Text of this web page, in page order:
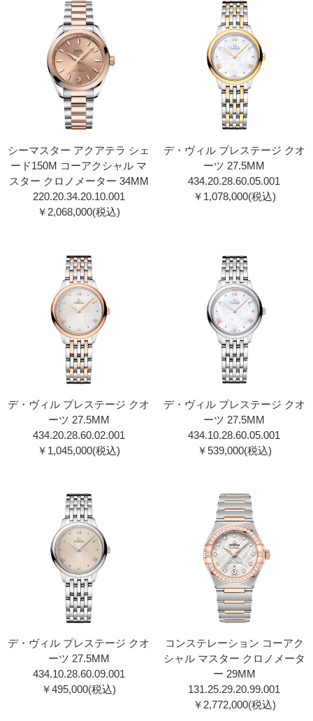
シーマスター アクアテラ シェ
ード150M コーアクシャル マ
スター クロノメーター 34MM
220.20.34.20.10.00 1
￥2,068,000(税込)
デ・ヴィル プレステージ クオ
ーツ 27.5MM
434.20.28.60.05.00 1
￥1,078,000(税込)
デ・ヴィル プレステージ クオ
ーツ 27.5MM
434.20.28.60.02.00 1
￥1,045,000(税込)
デ・ヴィル プレステージ クオ
ーツ 27.5MM
434.10.28.60.05.00 1
￥539,000(税込)
デ・ヴィル プレステージ クオ
ーツ 27.5MM
434.10.28.60.09.00 1
￥495,000(税込)
コンステレーション コーアク
シャル マスター クロノメータ
ー 29MM
131.25.29.20.99.00 1
￥2,772,000(税込)